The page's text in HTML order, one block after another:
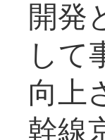
開発
して
向上
幹線